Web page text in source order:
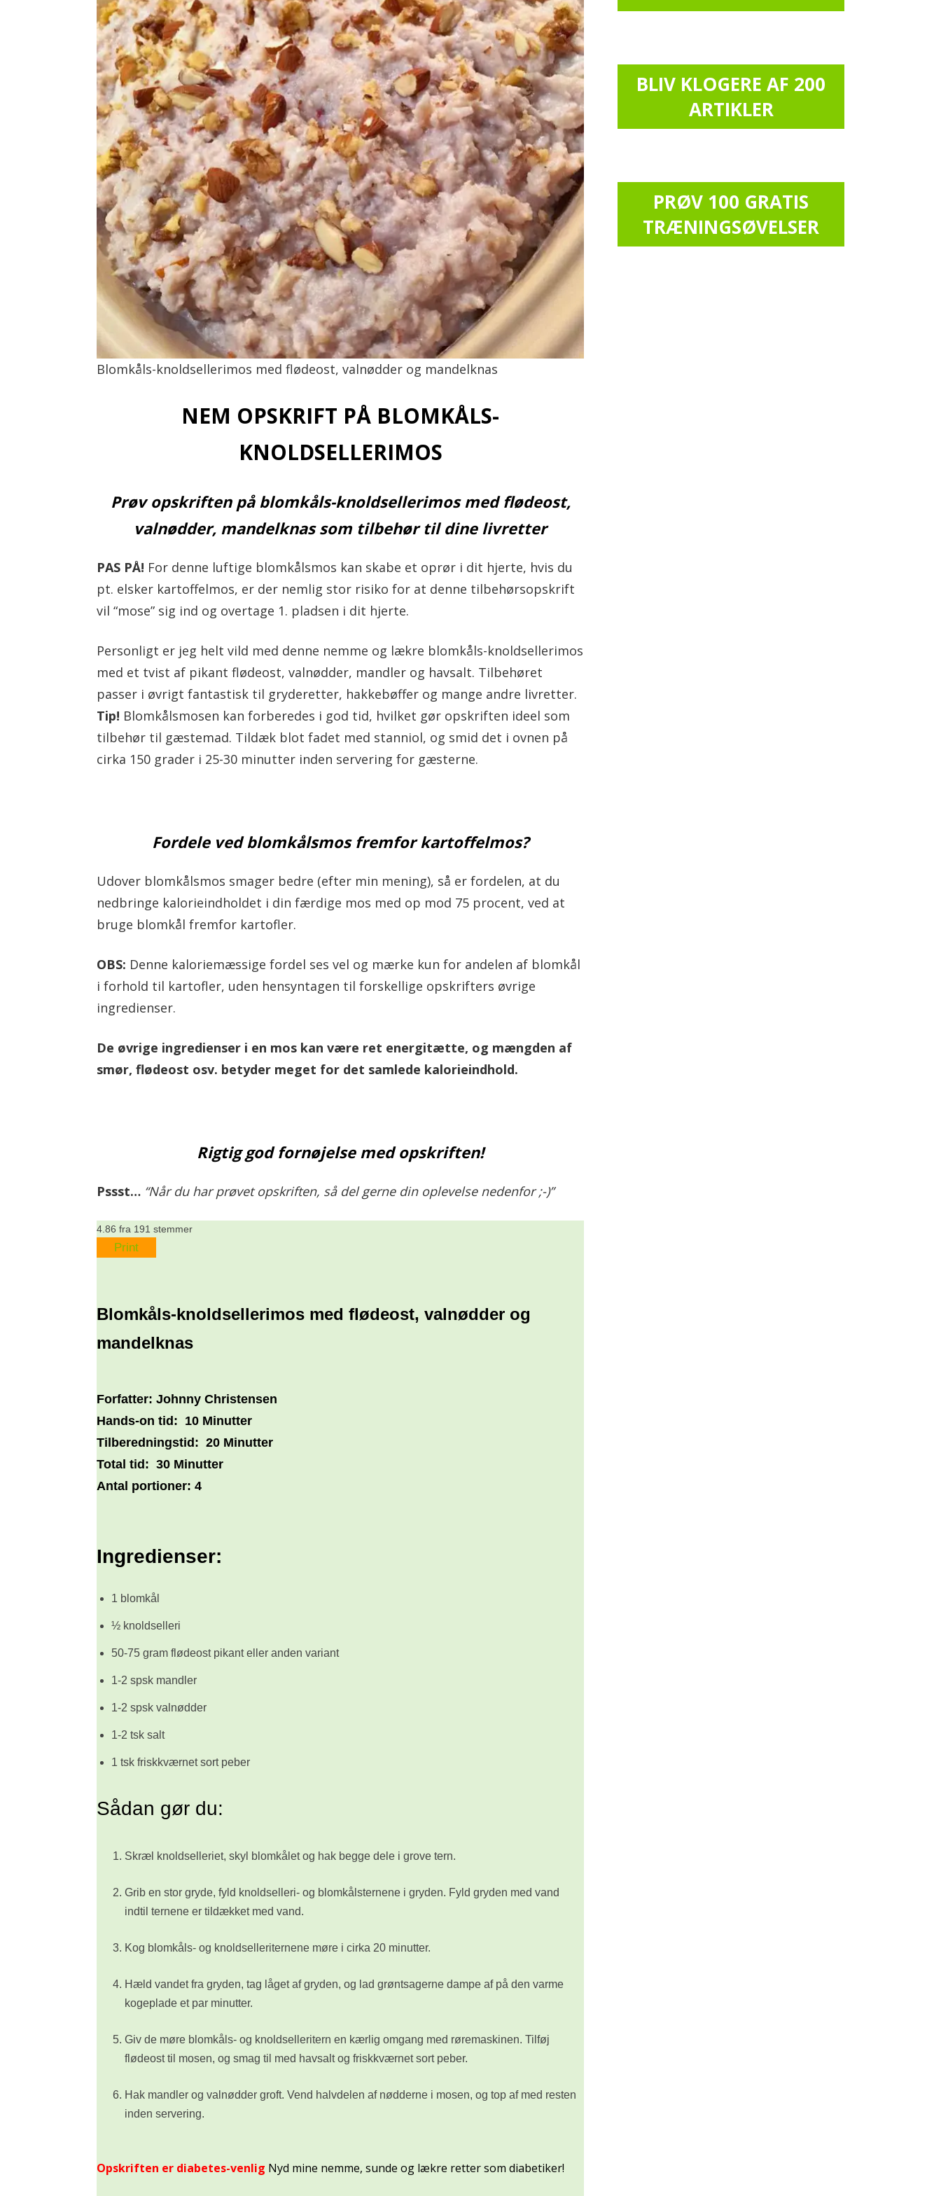
inspirerer
dig
til
et
bedre
liv!
Blomkåls-knoldsellerimos med flødeost, valnødder og mandelknas
NEM OPSKRIFT PÅ BLOMKÅLS-
KNOLDSELLERIMOS
Prøv opskriften på blomkåls-knoldsellerimos med flødeost,
valnødder, mandelknas som tilbehør til dine livretter
PAS PÅ! For denne luftige blomkålsmos kan skabe et oprør i dit hjerte, hvis du
pt. elsker kartoffelmos, er der nemlig stor risiko for at denne tilbehørsopskrift
vil “mose” sig ind og overtage 1. pladsen i dit hjerte.
Personligt er jeg helt vild med denne nemme og lækre blomkåls-knoldsellerimos
med et tvist af pikant flødeost, valnødder, mandler og havsalt. Tilbehøret
passer i øvrigt fantastisk til gryderetter, hakkebøffer og mange andre livretter.
Tip! Blomkålsmosen kan forberedes i god tid, hvilket gør opskriften ideel som
tilbehør til gæstemad. Tildæk blot fadet med stanniol, og smid det i ovnen på
cirka 150 grader i 25-30 minutter inden servering for gæsterne.
Fordele ved blomkålsmos fremfor kartoffelmos?
Udover blomkålsmos smager bedre (efter min mening), så er fordelen, at du
nedbringe kalorieindholdet i din færdige mos med op mod 75 procent, ved at
bruge blomkål fremfor kartofler.
OBS: Denne kaloriemæssige fordel ses vel og mærke kun for andelen af blomkål
i forhold til kartofler, uden hensyntagen til forskellige opskrifters øvrige
ingredienser.
De øvrige ingredienser i en mos kan være ret energitætte, og mængden af
smør, flødeost osv. betyder meget for det samlede kalorieindhold.
Rigtig god fornøjelse med opskriften!
Pssst… “Når du har prøvet opskriften, så del gerne din oplevelse nedenfor ;-)”
4.86 fra 191 stemmer
Print
Blomkåls-knoldsellerimos med flødeost, valnødder og
mandelknas
Forfatter: Johnny Christensen
Hands-on tid: 10 Minutter
Tilberedningstid: 20 Minutter
Total tid: 30 Minutter
Antal portioner: 4
Ingredienser:
1 blomkål
½ knoldselleri
50-75 gram flødeost pikant eller anden variant
1-2 spsk mandler
1-2 spsk valnødder
1-2 tsk salt
1 tsk friskkværnet sort peber
Sådan gør du:
Skræl knoldselleriet, skyl blomkålet og hak begge dele i grove tern.
Grib en stor gryde, fyld knoldselleri- og blomkålsternene i gryden. Fyld gryden med vand
indtil ternene er tildækket med vand.
Kog blomkåls- og knoldselleriternene møre i cirka 20 minutter.
Hæld vandet fra gryden, tag låget af gryden, og lad grøntsagerne dampe af på den varme
kogeplade et par minutter.
Giv de møre blomkåls- og knoldselleritern en kærlig omgang med røremaskinen. Tilføj
flødeost til mosen, og smag til med havsalt og friskkværnet sort peber.
Hak mandler og valnødder groft. Vend halvdelen af nødderne i mosen, og top af med resten
inden servering.
Opskriften er diabetes-venlig Nyd mine nemme, sunde og lækre retter som diabetiker!
BLIV KLOGERE AF 200
ARTIKLER
PRØV 100 GRATIS
TRÆNINGSØVELSER